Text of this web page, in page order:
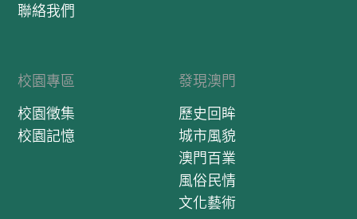
聯絡我們
校園專區
校園徵集
校園記憶
發現澳門
歷史回眸
城市風貌
澳門百業
風俗民情
文化藝術